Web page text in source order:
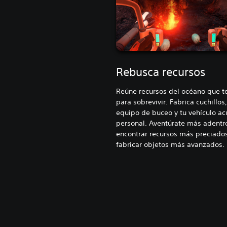
Rebusca recursos
Reúne recursos del océano que
para sobrevivir. Fabrica
equipo de buceo y tu vehículo
personal. Aventúrate más
encontrar recursos más
fabricar objetos más avanzados.